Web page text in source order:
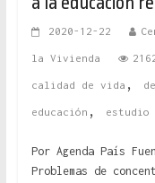
2020-12-22
la Vivienda
calidad de vida ,
educación , estudio
Por Agenda País
Problemas de